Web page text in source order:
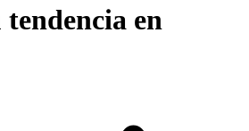
tendencia en